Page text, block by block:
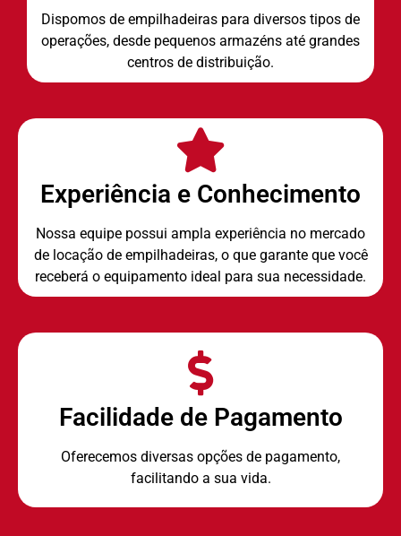
Dispomos de empilhadeiras para diversos tipos de
operações, desde pequenos armazéns até grandes
centros de distribuição.
Experiência e Conhecimento
Nossa equipe possui ampla experiência no mercado
de locação de empilhadeiras, o que garante que você
receberá o equipamento ideal para sua necessidade.
Facilidade de Pagamento
Oferecemos diversas opções de pagamento,
facilitando a sua vida.